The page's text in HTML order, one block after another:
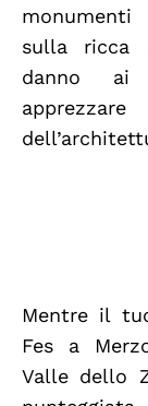
sulla ricca
danno ai
Mentre il
Fes a
Valle dello